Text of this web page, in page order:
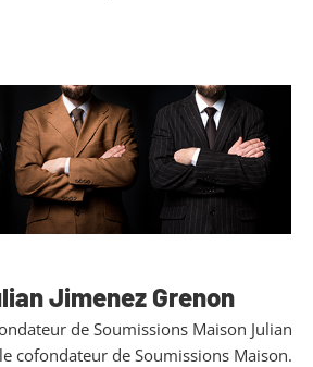
Jimenez Grenon
de Soumissions Maison Julian
cofondateur de Soumissions Maison.